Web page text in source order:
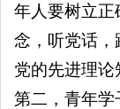
年人要树立
念，听党话，
党的先进理论
第二，青年学